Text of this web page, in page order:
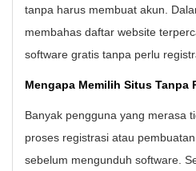
tanpa harus membuat akun.
membahas daftar website
software gratis tanpa perlu
Mengapa Memilih Situs Tanpa
Banyak pengguna yang merasa
proses registrasi atau
sebelum mengunduh software.